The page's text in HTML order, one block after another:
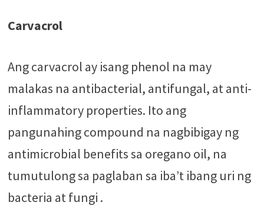
Carvacrol
Ang carvacrol ay isang phenol na may
malakas na antibacterial, antifungal, at anti-
inflammatory properties. Ito ang
pangunahing compound na nagbibigay ng
antimicrobial benefits sa oregano oil, na
tumutulong sa paglaban sa iba’t ibang uri ng
bacteria at fungi​ .